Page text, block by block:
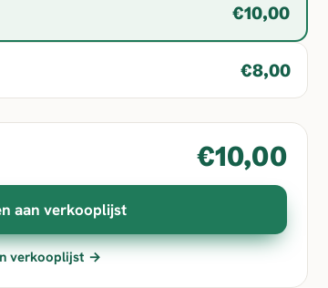
€10,00
€8,00
€10,00
aan verkooplijst
verkooplijst →